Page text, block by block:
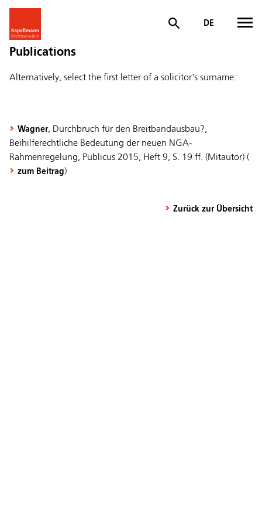
DE
Publications
Alternatively, select the first letter of a solicitor's surname:
Wagner, Durchbruch für den Breitbandausbau?,
Beihilferechtliche Bedeutung der neuen NGA-
Rahmenregelung, Publicus 2015, Heft 9, S. 19 ff. (Mitautor) (
zum Beitrag)
Zurück zur Übersicht